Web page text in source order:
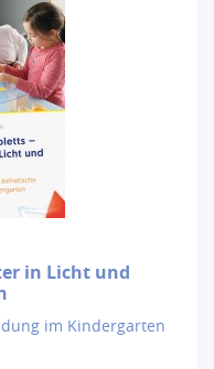
in Licht und
im Kindergarten